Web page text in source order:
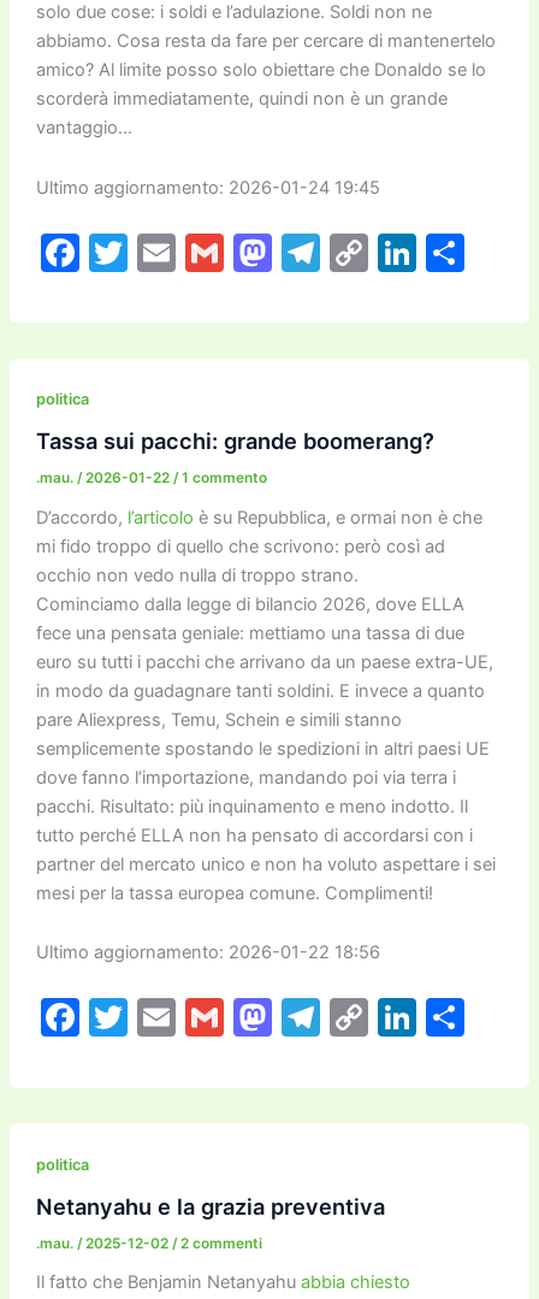
solo due cose: i soldi e l’adulazione. Soldi non ne
abbiamo. Cosa resta da fare per cercare di mantenertelo
amico? Al limite posso solo obiettare che Donaldo se lo
scorderà immediatamente, quindi non è un grande
vantaggio…
Ultimo aggiornamento: 2026-01-24 19:45
F
c
e
b
o
o
k
T
itt
er
E
ai
l
G
ai
l
M
st
o
o
T
e
gr
m
C
p
y
n
Li
k
e
n
C
n
di
politica
Tassa sui pacchi: grande boomerang?
.mau. /2026-01-22 /1 commento
D’accordo, l’articolo è su Repubblica, e ormai non è che
mi fido troppo di quello che scrivono: però così ad
occhio non vedo nulla di troppo strano.
Cominciamo dalla legge di bilancio 2026, dove ELLA
fece una pensata geniale: mettiamo una tassa di due
euro su tutti i pacchi che arrivano da un paese extra-UE,
in modo da guadagnare tanti soldini. E invece a quanto
pare Aliexpress, Temu, Schein e simili stanno
semplicemente spostando le spedizioni in altri paesi UE
dove fanno l’importazione, mandando poi via terra i
pacchi. Risultato: più inquinamento e meno indotto. Il
tutto perché ELLA non ha pensato di accordarsi con i
partner del mercato unico e non ha voluto aspettare i sei
mesi per la tassa europea comune. Complimenti!
Ultimo aggiornamento: 2026-01-22 18:56
F
c
e
b
o
o
k
T
itt
er
E
ai
l
G
ai
l
M
st
o
o
T
e
gr
m
C
p
y
n
Li
k
e
C
n
di
politica
Netanyahu e la grazia preventiva
.mau. /2025-12-02 /2 commenti
Il fatto che Benjamin Netanyahu abbia chiesto